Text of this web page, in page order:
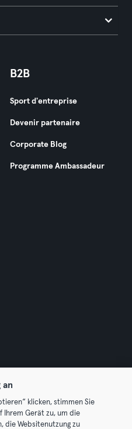
B2B
Sport d'entreprise
Devenir partenaire
Corporate Blog
Programme Ambassadeur
All rights reserved.
de confidentialité
an
klicken, stimmen Sie
Ihrem Gerät zu, um die
die Websitenutzung zu